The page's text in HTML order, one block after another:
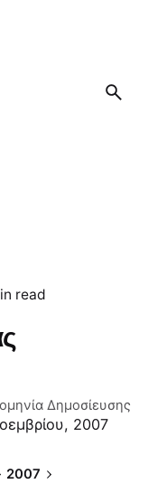
read
Δημοσίευσης
2007
2007